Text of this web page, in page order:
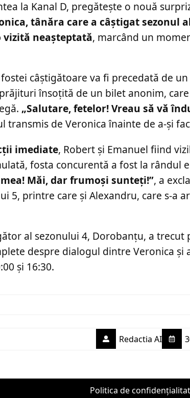
la Kanal D, pregătește o nouă
tânăra care a câștigat sezonul
neașteptată, marcând un
câștigătoare va fi precedată de
însoțită de un bilet anonim, care
„Salutare, fetelor! Vreau să vă
transmis de Veronica înainte de a-și
imediate, Robert și Emanuel fiind
fosta concurentă a fost la rândul
Măi, dar frumoși sunteți!”, a
5, printre care și Alexandru, care s-a
al sezonului 4, Dorobanțu, a trecut
despre dialogul dintre Veronica și
și 16:30.
Redactia AI
Politica de